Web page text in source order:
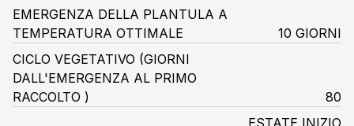
EMERGENZA DELLA PLANTULA A
TEMPERATURA OTTIMALE
10 GIORNI
CICLO VEGETATIVO (GIORNI
DALL'EMERGENZA AL PRIMO
RACCOLTO )
80
ESTATE INIZIO